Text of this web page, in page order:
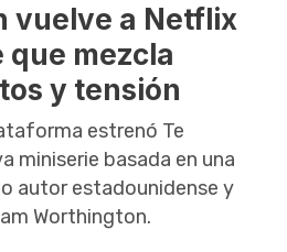
vuelve a Netflix
que mezcla
y tensión
estrenó Te
miniserie basada en una
autor estadounidense y
Worthington.